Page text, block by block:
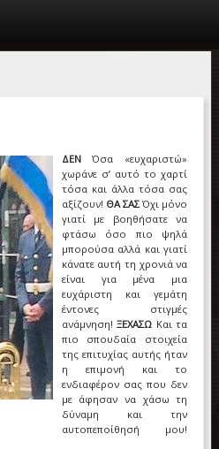
ΔΕΝΌσα «ευχαριστώ»
χωράνε σ’ αυτό το χαρτί
τόσα και άλλα τόσα σας
αξίζουν! ΘΑ ΣΑΣΌχι μόνο
γιατί με βοηθήσατε να
φτάσω όσο πιο ψηλά
μπορούσα αλλά και γιατί
κάνατε αυτή τη χρονιά να
είναι για μένα μια
ευχάριστη και γεμάτη
έντονες στιγμές
ανάμνηση!ΞΕΧΑΣΩ Και τα
πιο σπουδαία στοιχεία
της επιτυχίας αυτής ήταν
η επιμονή και το
ενδιαφέρον σας που δεν
με άφησαν να χάσω τη
δύναμη και την
αυτοπεποίθησή μου!